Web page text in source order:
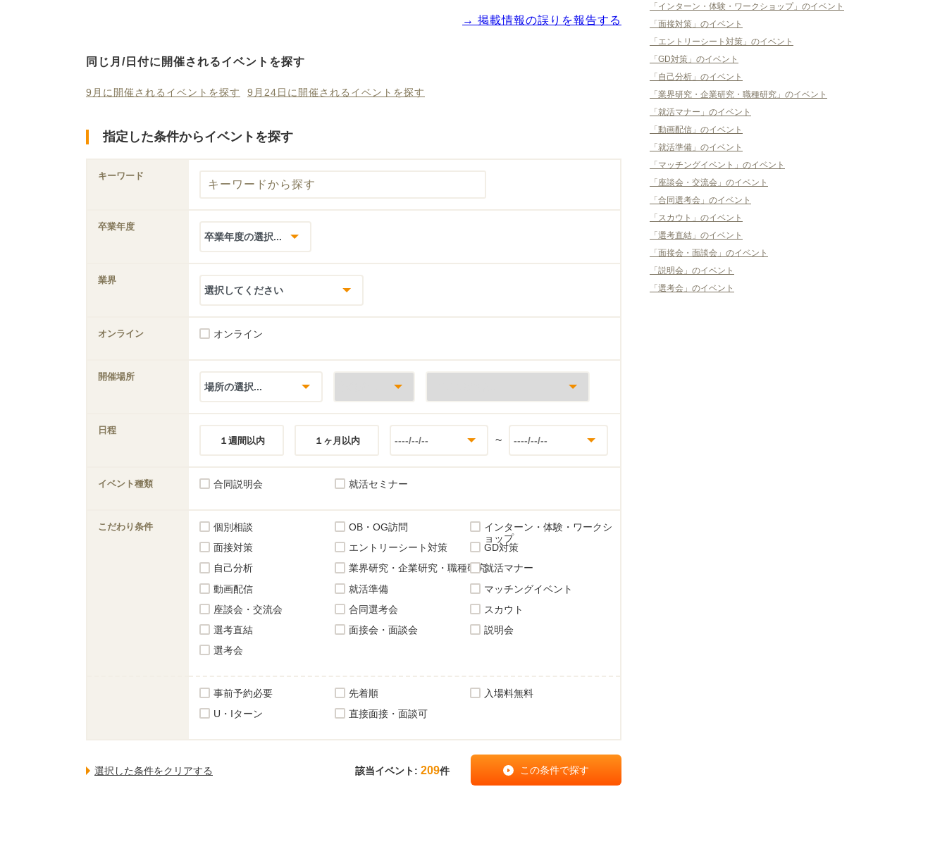
→ 掲載情報の誤りを報告する
同じ月/日付に開催されるイベントを探す
9月に開催されるイベントを探す 9月24日に開催されるイベントを探す
指定した条件からイベントを探す
キーワード
卒業年度
業界
オンライン オンライン
開催場所
日程
１週間以内
１ヶ月以内 ~
イベント種類 合同説明会 就活セミナー
こだわり条件 個別相談 OB・OG訪問
インターン・体験・ワークシ
ョップ
面接対策
エントリーシート対策
GD対策
自己分析
業界研究・企業研究・職種研究就活マナー
動画配信
就活準備
マッチングイベント
座談会・交流会
合同選考会
スカウト
選考直結
面接会・面談会
説明会
選考会
事前予約必要 先着順
入場料無料
U・Iターン
直接面接・面談可
該当イベント: 209件
「インターン・体験・ワークショップ」のイベント
「面接対策」のイベント
「エントリーシート対策」のイベント
「GD対策」のイベント
「自己分析」のイベント
「業界研究・企業研究・職種研究」のイベント
「就活マナー」のイベント
「動画配信」のイベント
「就活準備」のイベント
「マッチングイベント」のイベント
「座談会・交流会」のイベント
「合同選考会」のイベント
「スカウト」のイベント
「選考直結」のイベント
「面接会・面談会」のイベント
「説明会」のイベント
「選考会」のイベント